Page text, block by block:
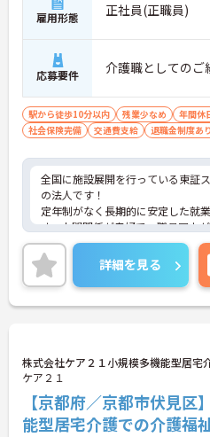
雇用形態 正社員(正職員)
応募要件 介護職としてのご
駅から徒歩10分以内 残業少なめ 年間休
社会保険完備
交通費支給 退職金制度あり
全国に施設展開を行っている東証
の法人です！
定年制がなく長期的に安定した就
す。人間関係が良好で、職員同士
根付いています。
ご興味のある方には、面接対策ポイ
に詳細をご案内しますのでお気軽
い！
詳細を見る
株式会社ケア２１小規模多機能型居宅
ケア２１
【京都府／京都市伏見
能型居宅介護での介護福